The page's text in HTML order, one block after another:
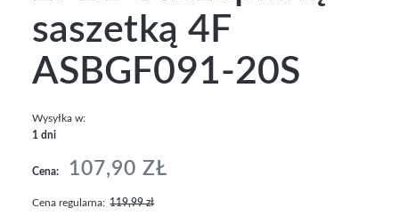
saszetką 4F
ASBGF091-20S
Wysyłka w:
1 dni
Cena: 107,90 ZŁ
Cena regularna: 119,99 zł